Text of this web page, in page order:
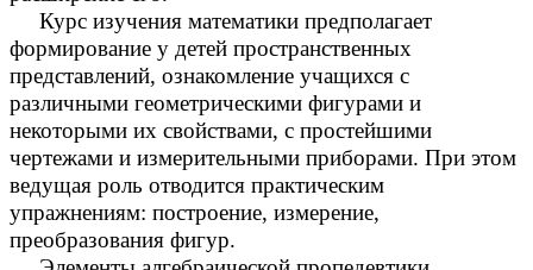
Курс изучения математики предполагает
формирование у детей пространственных
представлений, ознакомление учащихся с
различными геометрическими фигурами и
некоторыми их свойствами, с простейшими
чертежами и измерительными приборами. При этом
ведущая роль отводится практическим
упражнениям: построение, измерение,
преобразования фигур.